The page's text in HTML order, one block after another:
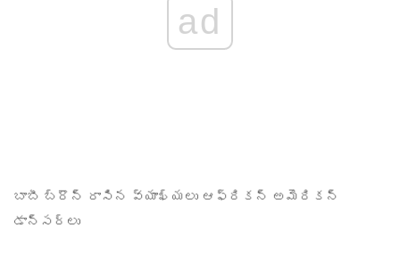
ad
బాబీ బ్రౌన్ రాసిన వ్యాఖ్యలు ఆఫ్రికన్ అమెరికన్
డాన్సర్లు